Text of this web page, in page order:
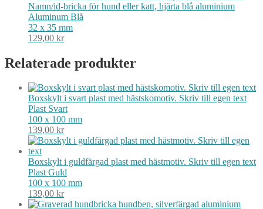
Namn/id-bricka för hund eller katt, hjärta blå aluminium
Aluminum Blå
32 x 35 mm
129,00 kr
Relaterade produkter
Boxskylt i svart plast med hästskomotiv. Skriv till egen text
Plast Svart
100 x 100 mm
139,00 kr
Boxskylt i guldfärgad plast med hästmotiv. Skriv till egen text
Plast Guld
100 x 100 mm
139,00 kr